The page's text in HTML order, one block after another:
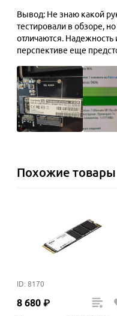
Вывод: Не знаю какой
тестировали в обзоре,
отличаются. Надежность
перспективе еще
Похожие товары
ID: 8170
8 680 ₽